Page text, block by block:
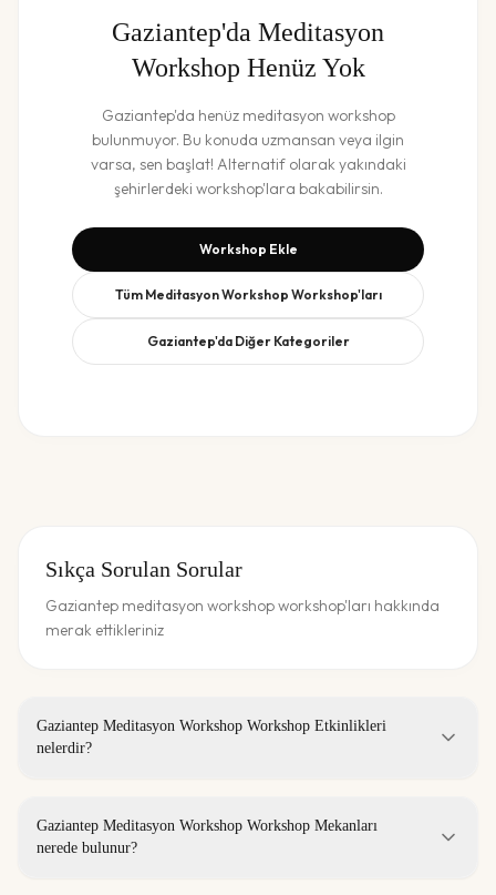
Gaziantep'da Meditasyon
Workshop Henüz Yok
Gaziantep'da henüz meditasyon workshop
bulunmuyor. Bu konuda uzmansan veya ilgin
varsa, sen başlat! Alternatif olarak yakındaki
şehirlerdeki workshop'lara bakabilirsin.
Workshop Ekle
Tüm Meditasyon Workshop Workshop'ları
Gaziantep'da Diğer Kategoriler
Sıkça Sorulan Sorular
Gaziantep meditasyon workshop workshop'ları hakkında
merak ettikleriniz
Gaziantep Meditasyon Workshop Workshop Etkinlikleri
nelerdir?
Gaziantep Meditasyon Workshop Workshop Mekanları
nerede bulunur?